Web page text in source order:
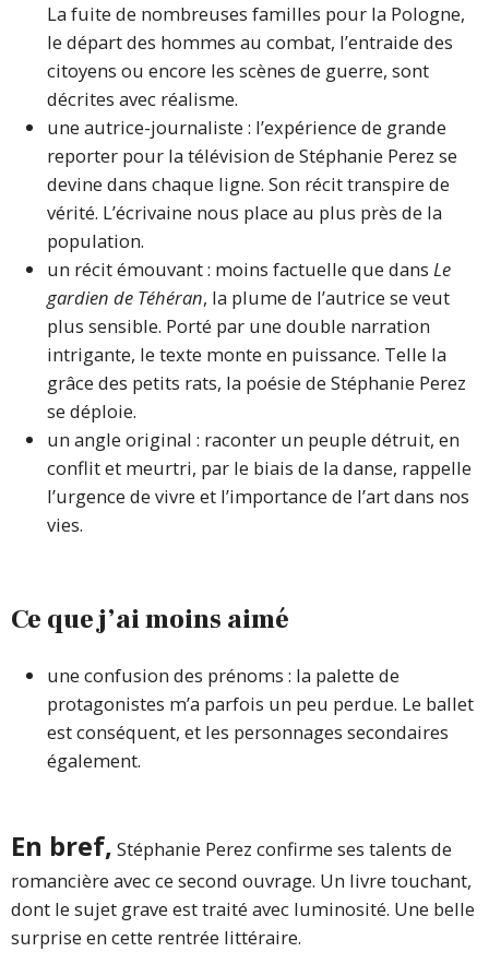
La fuite de nombreuses familles pour la Pologne,
le départ des hommes au combat, l’entraide des
citoyens ou encore les scènes de guerre, sont
décrites avec réalisme.
une autrice-journaliste : l’expérience de grande
reporter pour la télévision de Stéphanie Perez se
devine dans chaque ligne. Son récit transpire de
vérité. L’écrivaine nous place au plus près de la
population.
un récit émouvant : moins factuelle que dans Le
gardien de Téhéran, la plume de l’autrice se veut
plus sensible. Porté par une double narration
intrigante, le texte monte en puissance. Telle la
grâce des petits rats, la poésie de Stéphanie Perez
se déploie.
un angle original : raconter un peuple détruit, en
conflit et meurtri, par le biais de la danse, rappelle
l’urgence de vivre et l’importance de l’art dans nos
vies.
Ce que j’ai moins aimé
une confusion des prénoms : la palette de
protagonistes m’a parfois un peu perdue. Le ballet
est conséquent, et les personnages secondaires
également.
En bref, Stéphanie Perez confirme ses talents de
romancière avec ce second ouvrage. Un livre touchant,
dont le sujet grave est traité avec luminosité. Une belle
surprise en cette rentrée littéraire.